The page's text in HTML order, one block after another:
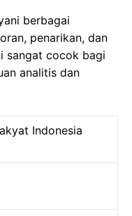
berbagai
penarikan, dan
sangat cocok bagi
analitis dan
Indonesia